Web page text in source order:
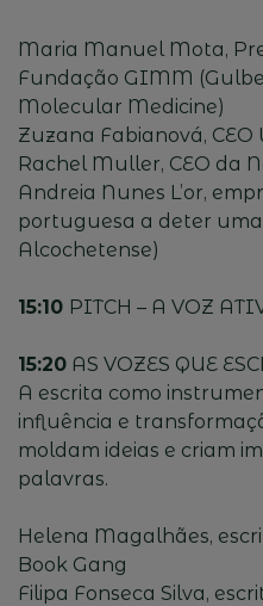
Maria Manuel Mota,
Fundação GIMM
Molecular Medicine)
Zuzana Fabianová,
Rachel Muller, CEO da
Andreia Nunes L’or,
portuguesa a deter
Alcochetense)
15:10 PITCH – A VOZ
15:20 AS VOZES QUE
A escrita como
influência e
moldam ideias e criam
palavras.
Helena Magalhães,
Book Gang
Filipa Fonseca Silva,